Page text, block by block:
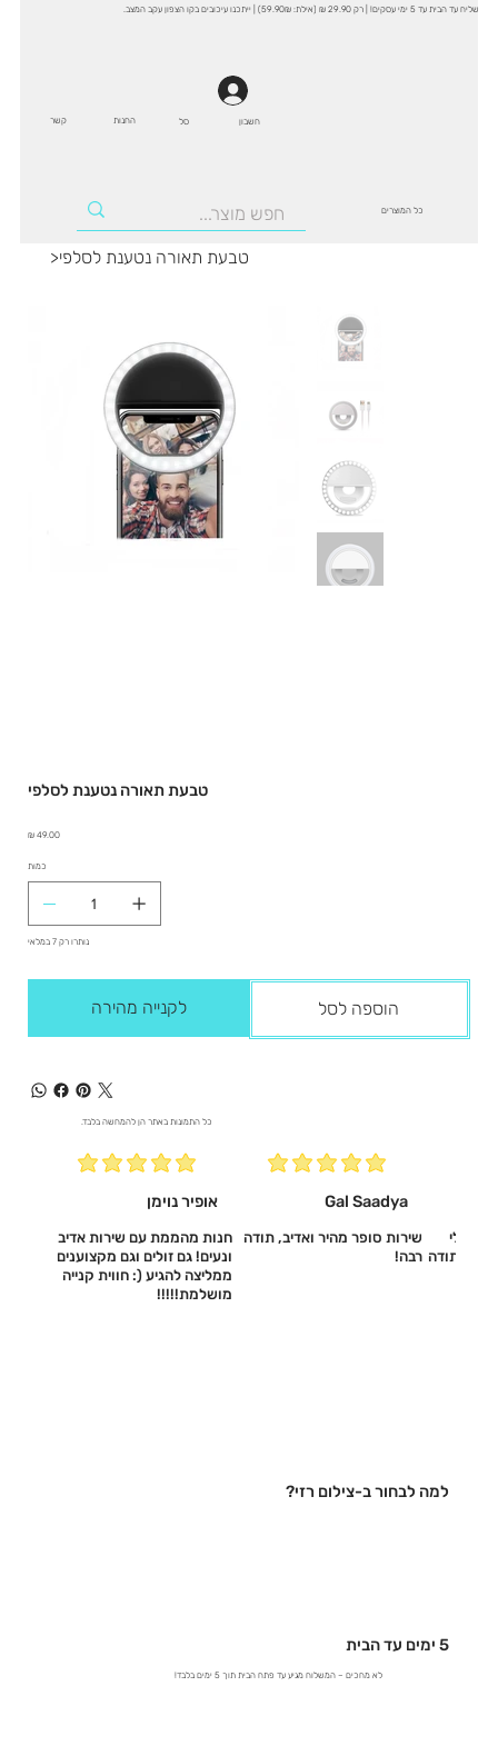
שליח עד הבית עד 5 ימי עסקים! | רק 29.90 ₪ (אילת: 59.90₪) | ייתכנו עיכובים בקו הצפון עקב המצב.
חשבון סל קשר החנות
כל המוצרים
>טבעת תאורה נטענת לסלפי
טבעת תאורה נטענת לסלפי
מחיר ‏49.00 ‏₪
כמות
נותרו רק 7 במלאי
הוספה לסל לקנייה מהירה
כל התמונות באתר הן להמחשה בלבד.
אופיר נוימן
חנות מהממת עם שירות אדיב
ונעים! גם זולים וגם מקצוענים
ממליצה להגיע (: חווית קנייה
מושלמת!!!!!‎
Gal Saadya
שירות סופר מהיר ואדיב, תודה
רבה!
לי
תודה
למה לבחור ב-צילום רזי?
5 ימים עד הבית
לא מחכים – המשלוח מגיע עד פתח הבית תוך 5 ימים בלבד!